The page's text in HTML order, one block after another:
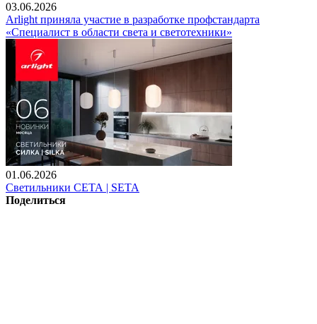
03.06.2026
Arlight приняла участие в разработке профстандарта
«Специалист в области света и светотехники»
01.06.2026
Светильники СЕТА | SETA
Поделиться